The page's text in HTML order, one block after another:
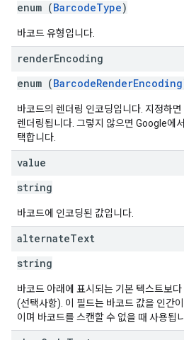
enum (BarcodeType)
바코드 유형입니다.
renderEncoding
enum (BarcodeRenderEncoding
바코드의 렌더링 인코딩입니다. 지정하
렌더링됩니다. 그렇지 않으면 Google에
택합니다.
value
string
바코드에 인코딩된 값입니다.
alternateText
string
바코드 아래에 표시되는 기본 텍스트보
(선택사항). 이 필드는 바코드 값을 인간
이며 바코드를 스캔할 수 없을 때 사용됩